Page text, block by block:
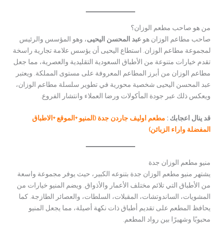
من هو صاحب مطعم الوزان؟
صاحب مطاعم الوزان هوعبد المحسن اليحيى، وهو المؤسس والرئيس
لمجموعة مطاعم الوزان. استطاع اليحيى أن يؤسس علامة تجارية راسخة
تقدم خيارات متنوعة من الأطباق السعودية التقليدية والعصرية، مما جعل
مطاعم الوزان من أبرز المطاعم المعروفة على مستوى المملكة. ويعتبر
عبد المحسن اليحيى شخصية محورية في تطوير سلسلة مطاعم الوزان،
ويعكس ذلك عبر جودة المأكولات ورضا العملاء وانتشار الفروع.
قد ينال اعجابك : مطعم اوليف جاردن جدة (المنيو +الموقع +الاطباق
المفضلة واراء الزبائن)
منيو مطعم الوزان جدة
يشتهر منيو مطعم الوزان جدة بتنوعه الكبير، حيث يوفر مجموعة واسعة
من الأطباق التي تلائم مختلف الأعمار والأذواق. ويضم المنيو خيارات من
المشويات، الساندوتشات، المقبلات، السلطات، والعصائر الطازجة. كما
يحافظ المطعم على تقديم أطباق ذات نكهة أصيلة، مما يجعل المنيو
محبوبًا وشهيرًا بين رواد المطعم.